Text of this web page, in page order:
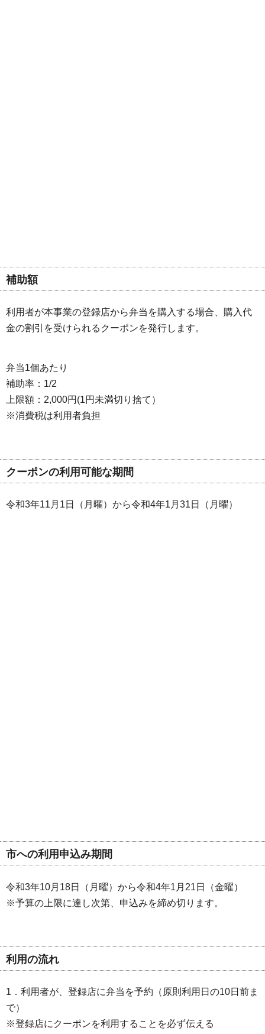
補助額
利用者が本事業の登録店から弁当を購入する場合、購入代
金の割引を受けられるクーポンを発行します。
弁当1個あたり
補助率：1/2
上限額：2,000円(1円未満切り捨て）
※消費税は利用者負担
クーポンの利用可能な期間
令和3年11月1日（月曜）から令和4年1月31日（月曜）
市への利用申込み期間
令和3年10月18日（月曜）から令和4年1月21日（金曜）
※予算の上限に達し次第、申込みを締め切ります。
利用の流れ
1．利用者が、登録店に弁当を予約（原則利用日の10日前ま
で）
※登録店にクーポンを利用することを必ず伝える